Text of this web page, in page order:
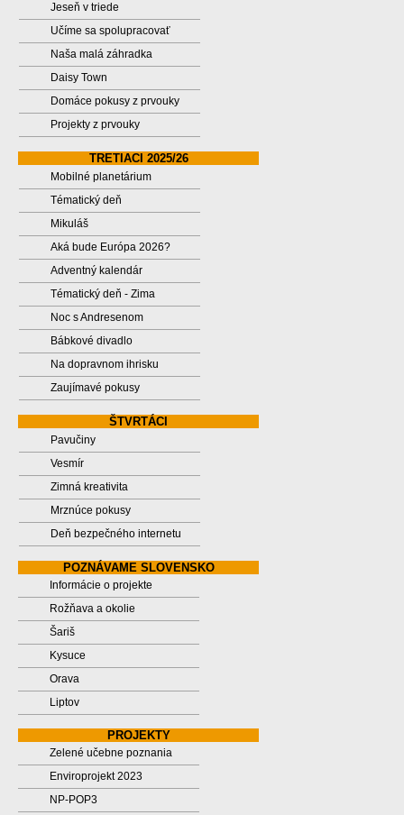
Jeseň v triede
Učíme sa spolupracovať
Naša malá záhradka
Daisy Town
Domáce pokusy z prvouky
Projekty z prvouky
TRETIACI 2025/26
Mobilné planetárium
Tématický deň
Mikuláš
Aká bude Európa 2026?
Adventný kalendár
Tématický deň - Zima
Noc s Andresenom
Bábkové divadlo
Na dopravnom ihrisku
Zaujímavé pokusy
ŠTVRTÁCI
Pavučiny
Vesmír
Zimná kreativita
Mrznúce pokusy
Deň bezpečného internetu
POZNÁVAME SLOVENSKO
Informácie o projekte
Rožňava a okolie
Šariš
Kysuce
Orava
Liptov
PROJEKTY
Zelené učebne poznania
Enviroprojekt 2023
NP-POP3